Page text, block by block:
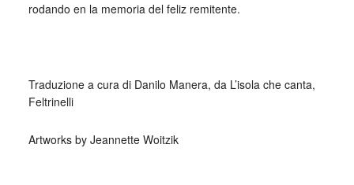
rodando en la memoria del feliz remitente.
Traduzione a cura di Danilo Manera, da L’isola che canta,
Feltrinelli
Artworks by Jeannette Woitzik